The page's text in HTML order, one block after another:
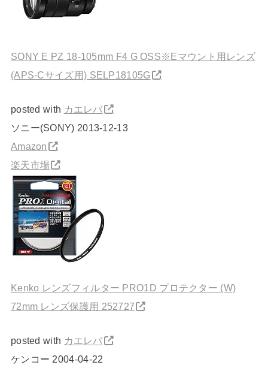
SONY E PZ 18-105mm F4 G OSS※Eマウント用レンズ
(APS-Cサイズ用) SELP18105G
posted with カエレバ
ソニー(SONY) 2013-12-13
Amazon
楽天市場
Kenko レンズフィルター PRO1D プロテクター (W)
72mm レンズ保護用 252727
posted with カエレバ
ケンコー 2004-04-22